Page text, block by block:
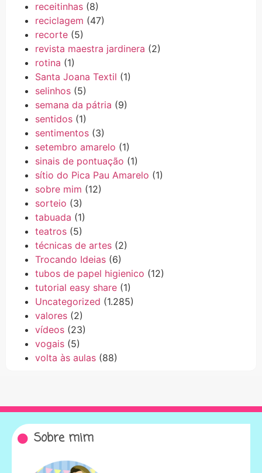
receitinhas (8)
reciclagem (47)
recorte (5)
revista maestra jardinera (2)
rotina (1)
Santa Joana Textil (1)
selinhos (5)
semana da pátria (9)
sentidos (1)
sentimentos (3)
setembro amarelo (1)
sinais de pontuação (1)
sítio do Pica Pau Amarelo (1)
sobre mim (12)
sorteio (3)
tabuada (1)
teatros (5)
técnicas de artes (2)
Trocando Ideias (6)
tubos de papel higienico (12)
tutorial easy share (1)
Uncategorized (1.285)
valores (2)
vídeos (23)
vogais (5)
volta às aulas (88)
Sobre mim